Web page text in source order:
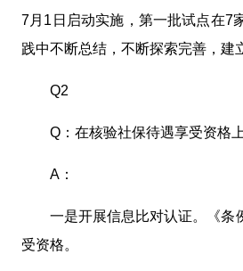
7月1日启动实施，第一批试点在7
践中不断总结，不断探索完善，建
Q2
Q：在核验社保待遇享受资格
A：
一是开展信息比对认证。《条
受资格。